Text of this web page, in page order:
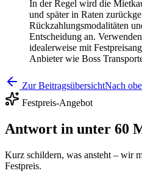
In der Regel wird die
und später in Raten
Rückzahlungsmodalitäten
Entscheidung an.
idealerweise mit
Anbieter wie Boss
Zur BeitragsübersichtNach
Festpreis-Angebot
Antwort in unter 60
Kurz schildern, was ansteht – wir
Festpreis.